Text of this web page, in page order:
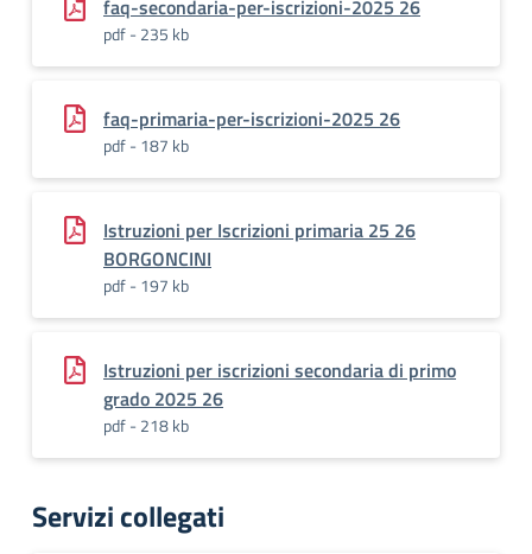
faq-secondaria-per-iscrizioni-2025 26
pdf - 235 kb
faq-primaria-per-iscrizioni-2025 26
pdf - 187 kb
Istruzioni per Iscrizioni primaria 25 26
BORGONCINI
pdf - 197 kb
Istruzioni per iscrizioni secondaria di primo
grado 2025 26
pdf - 218 kb
Servizi collegati